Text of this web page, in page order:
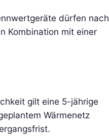
dürfen nach
Kombination mit einer
gilt eine 5-jährige
Wärmenetz